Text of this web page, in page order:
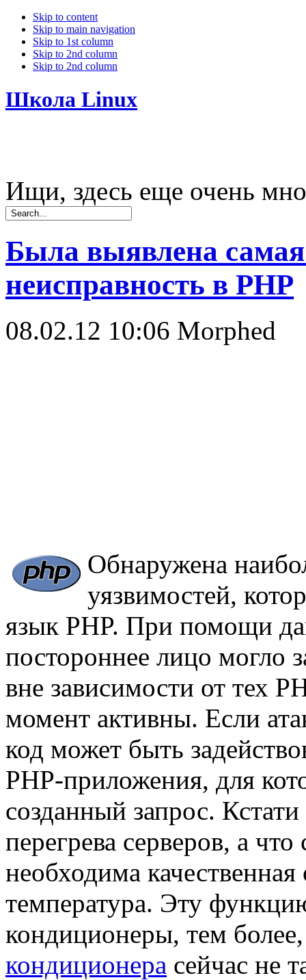
Skip to content
Skip to main navigation
Skip to 1st column
Skip to 2nd column
Skip to 2nd column
Школа Linux
Ищи, здесь еще очень
Была выявлена
неисправность в PHP
08.02.12 10:06 Morphed
Обнаружена
уязвимостей,
язык PHP. При помощи
постороннее лицо могло
вне зависимости от тех
момент активны. Если
код может быть
PHP-приложения, для
созданный запрос.
перегрева серверов, а
необходима
температура. Эту
кондиционеры, тем
кондиционера сейчас не